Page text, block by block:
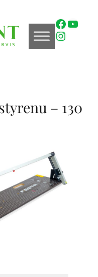
– 130